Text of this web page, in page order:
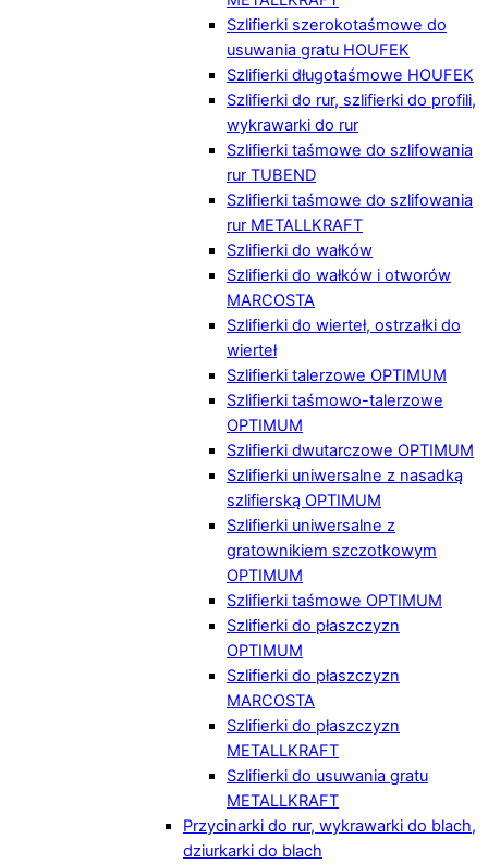
Szlifierki szerokotaśmowe do
usuwania gratu HOUFEK
Szlifierki długotaśmowe HOUFEK
Szlifierki do rur, szlifierki do profili,
wykrawarki do rur
Szlifierki taśmowe do szlifowania
rur TUBEND
Szlifierki taśmowe do szlifowania
rur METALLKRAFT
Szlifierki do wałków
Szlifierki do wałków i otworów
MARCOSTA
Szlifierki do wierteł, ostrzałki do
wierteł
Szlifierki talerzowe OPTIMUM
Szlifierki taśmowo-talerzowe
OPTIMUM
Szlifierki dwutarczowe OPTIMUM
Szlifierki uniwersalne z nasadką
szlifierską OPTIMUM
Szlifierki uniwersalne z
gratownikiem szczotkowym
OPTIMUM
Szlifierki taśmowe OPTIMUM
Szlifierki do płaszczyzn
OPTIMUM
Szlifierki do płaszczyzn
MARCOSTA
Szlifierki do płaszczyzn
METALLKRAFT
Szlifierki do usuwania gratu
METALLKRAFT
Przycinarki do rur, wykrawarki do blach,
dziurkarki do blach